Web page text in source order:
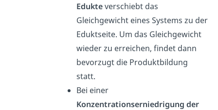
Edukteverschiebt das
Gleichgewicht eines Systems zu der
Eduktseite. Um das Gleichgewicht
wieder zu erreichen, findet dann
bevorzugt die Produktbildung
statt.
Bei einer
Konzentrationserniedrigung der